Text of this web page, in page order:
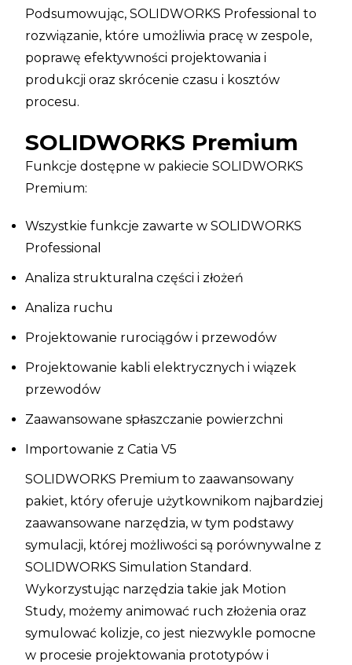
Podsumowując, SOLIDWORKS Professional to
rozwiązanie, które umożliwia pracę w zespole,
poprawę efektywności projektowania i
produkcji oraz skrócenie czasu i kosztów
procesu.
SOLIDWORKS Premium
Funkcje dostępne w pakiecie SOLIDWORKS
Premium:
Wszystkie funkcje zawarte w SOLIDWORKS
Professional
Analiza strukturalna części i złożeń
Analiza ruchu
Projektowanie rurociągów i przewodów
Projektowanie kabli elektrycznych i wiązek
przewodów
Zaawansowane spłaszczanie powierzchni
Importowanie z Catia V5
SOLIDWORKS Premium to zaawansowany
pakiet, który oferuje użytkownikom najbardziej
zaawansowane narzędzia, w tym podstawy
symulacji, której możliwości są porównywalne z
SOLIDWORKS Simulation Standard.
Wykorzystując narzędzia takie jak Motion
Study, możemy animować ruch złożenia oraz
symulować kolizje, co jest niezwykle pomocne
w procesie projektowania prototypów i